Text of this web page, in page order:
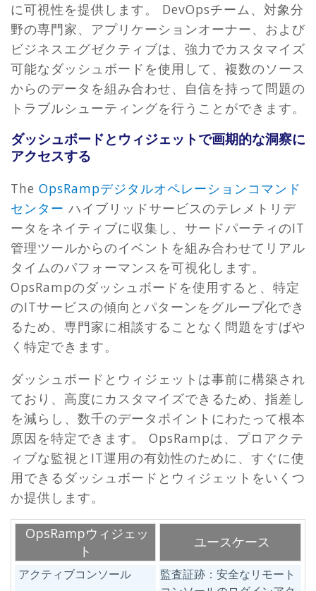
に可視性を提供します。 DevOpsチーム、対象分
野の専門家、アプリケーションオーナー、および
ビジネスエグゼクティブは、強力でカスタマイズ
可能なダッシュボードを使用して、複数のソース
からのデータを組み合わせ、自信を持って問題の
トラブルシューティングを行うことができます。
ダッシュボードとウィジェットで画期的な洞察に
アクセスする
The OpsRampデジタルオペレーションコマンド
センター ハイブリッドサービスのテレメトリデ
ータをネイティブに収集し、サードパーティのIT
管理ツールからのイベントを組み合わせてリアル
タイムのパフォーマンスを可視化します。
OpsRampのダッシュボードを使用すると、特定
のITサービスの傾向とパターンをグループ化でき
るため、専門家に相談することなく問題をすばや
く特定できます。
ダッシュボードとウィジェットは事前に構築され
ており、高度にカスタマイズできるため、指差し
を減らし、数千のデータポイントにわたって根本
原因を特定できます。 OpsRampは、プロアクテ
ィブな監視とIT運用の有効性のために、すぐに使
用できるダッシュボードとウィジェットをいくつ
か提供します。
OpsRampウィジェッ
ト
ユースケース
アクティブコンソール
監査証跡：安全なリモート